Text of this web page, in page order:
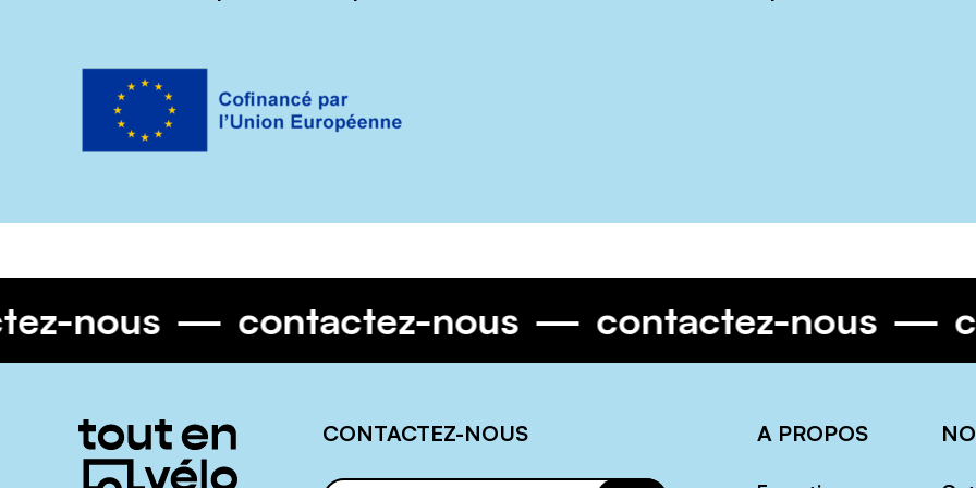
nous contactez-nous contactez-nous
Informations
complémentaires
CONTACTEZ-NOUS A PROPOS